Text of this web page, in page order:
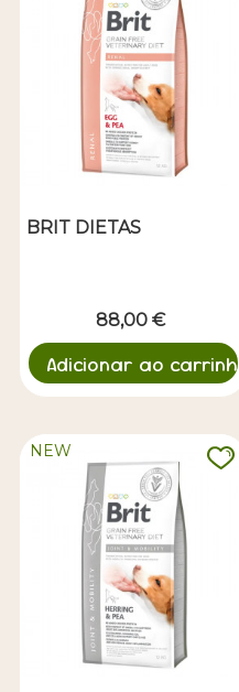
BRIT DIETAS
88,00 €
Adicionar ao carrinho
NEW